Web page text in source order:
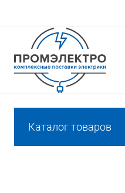
Каталог товаров